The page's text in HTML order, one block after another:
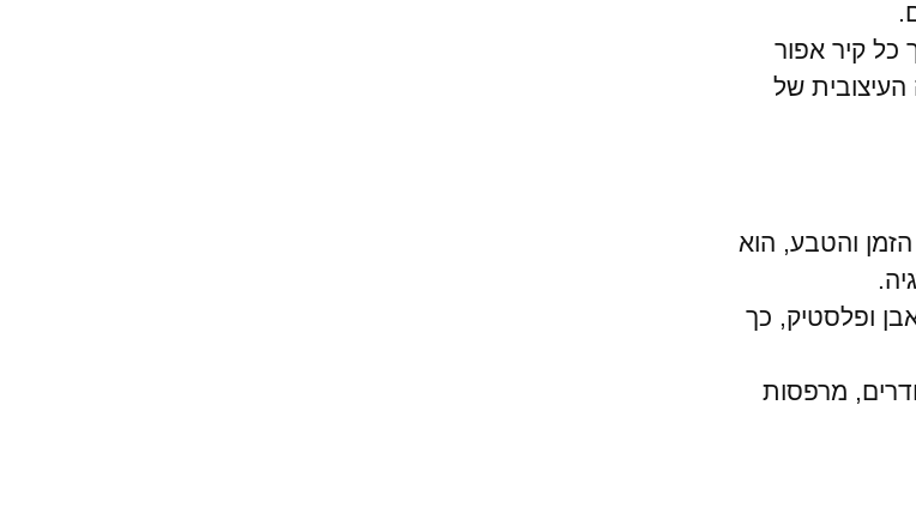
כל קיר אפור
של
הזמן והטבע, הוא
ופלסטיק, כך
מרפסות